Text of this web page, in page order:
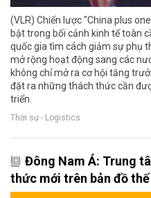
(VLR) Chiến lược "China plus
bật trong bối cảnh kinh tế toàn
quốc gia tìm cách giảm sự phụ
mở rộng hoạt động sang các
không chỉ mở ra cơ hội tăng
đặt ra những thách thức cần
triển.
Thời sự - Logistics
Đông Nam Á: Trung
thức mới trên bản đồ